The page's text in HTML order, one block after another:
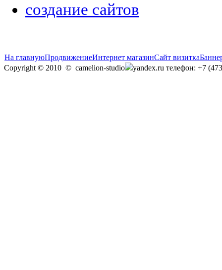
создание сайтов
На главнуюПродвижениеИнтернет магазинСайт визитка
Copyright © 2010 © camelion-studio yandex.ru телефон: +7